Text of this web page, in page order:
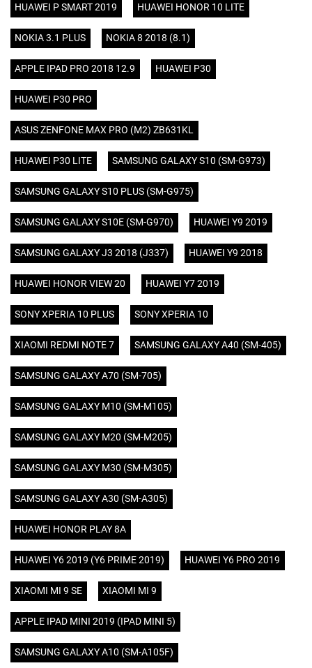
HUAWEI P SMART 2019 HUAWEI HONOR 10 LITE
NOKIA 3.1 PLUS NOKIA 8 2018 (8.1)
APPLE IPAD PRO 2018 12.9 HUAWEI P30
HUAWEI P30 PRO
ASUS ZENFONE MAX PRO (M2) ZB631KL
HUAWEI P30 LITE SAMSUNG GALAXY S10 (SM-G973)
SAMSUNG GALAXY S10 PLUS (SM-G975)
SAMSUNG GALAXY S10E (SM-G970) HUAWEI Y9 2019
SAMSUNG GALAXY J3 2018 (J337) HUAWEI Y9 2018
HUAWEI HONOR VIEW 20 HUAWEI Y7 2019
SONY XPERIA 10 PLUS SONY XPERIA 10
XIAOMI REDMI NOTE 7 SAMSUNG GALAXY A40 (SM-405)
SAMSUNG GALAXY A70 (SM-705)
SAMSUNG GALAXY M10 (SM-M105)
SAMSUNG GALAXY M20 (SM-M205)
SAMSUNG GALAXY M30 (SM-M305)
SAMSUNG GALAXY A30 (SM-A305)
HUAWEI HONOR PLAY 8A
HUAWEI Y6 2019 (Y6 PRIME 2019) HUAWEI Y6 PRO 2019
XIAOMI MI 9 SE XIAOMI MI 9
APPLE IPAD MINI 2019 (IPAD MINI 5)
SAMSUNG GALAXY A10 (SM-A105F)